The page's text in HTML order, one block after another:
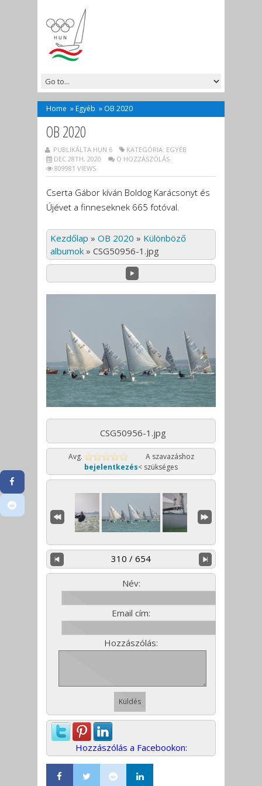
Home » Egyéb » OB 2020
OB 2020
PUBLIKÁLTA HUN 6 KATEGÓRIA: EGYÉB
DEC 28TH, 2020
O HOZZÁSZÓLÁS
809981 VIEWS
Cserta Gábor kíván Boldog Karácsonyt és
Újévet a finneseknek 665 fotóval.
Kezdőlap » OB 2020 » Különböző
albumok » CSG50956-1.jpg
CSG50956-1.jpg
Avg.
A szavazáshoz
bejelentkezés< szükséges
310 / 654
Név:
Email cím:
Hozzászólás:
Hozzászólás a Facebookon: